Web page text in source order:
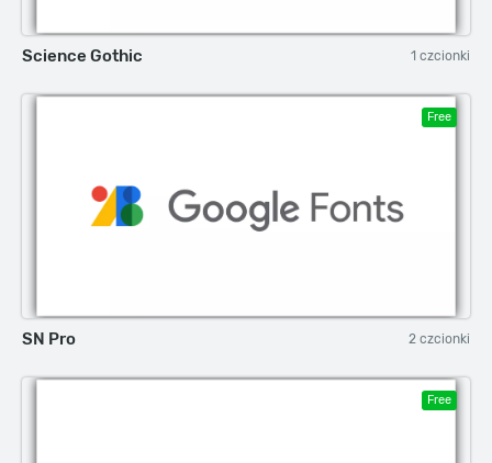
Science Gothic 1 czcionki
Free
SN Pro 2 czcionki
Free